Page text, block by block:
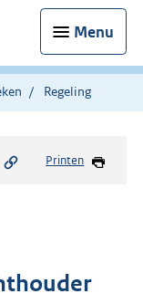
Menu
Regeling
Printen